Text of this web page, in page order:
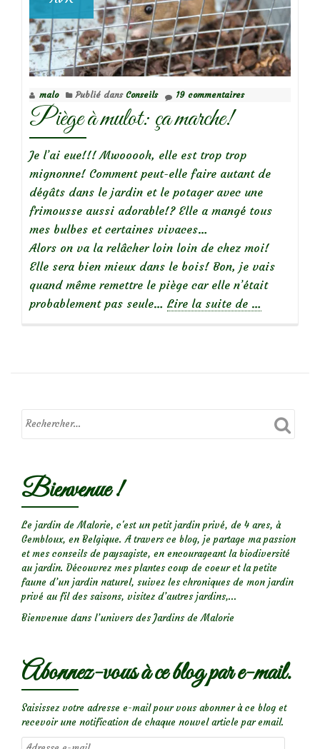
malo Publié dans Conseils 19 commentaires
Piège à mulot: ça marche!
Je l’ai eue!!! Mwooooh, elle est trop trop
mignonne! Comment peut-elle faire autant de
dégâts dans le jardin et le potager avec une
frimousse aussi adorable!? Elle a mangé tous
mes bulbes et certaines vivaces…
Alors on va la relâcher loin loin de chez moi!
Elle sera bien mieux dans le bois! Bon, je vais
quand même remettre le piège car elle n’était
probablement pas seule… Lire la suite de
mulot:
marche!
…
Bienvenue !
Le jardin de Malorie, c'est un petit jardin privé, de 4 ares, à
Gembloux, en Belgique. A travers ce blog, je partage ma passion
et mes conseils de paysagiste, en encourageant la biodiversité
au jardin. Découvrez mes plantes coup de coeur et la petite
faune d’un jardin naturel, suivez les chroniques de mon jardin
privé au fil des saisons, visitez d’autres jardins,...
Bienvenue dans l’univers des Jardins de Malorie
Abonnez-vous à ce blog par e-mail.
Saisissez votre adresse e-mail pour vous abonner à ce blog et
recevoir une notification de chaque nouvel article par email.
Adresse